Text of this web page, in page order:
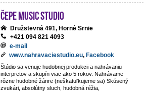
ČePE MUSIC Studio
Družstevná 491, Horné Srnie
+421 094 821 4093
e-mail
www.nahravaciestudio.eu, Facebook
Štúdio sa venuje hudobnej produkcii a nahrávaniu
interpretov a skupín viac ako 5 rokov. Nahrávame
rôzne hudobné žánre (neškatuľkujeme sa) Skúsený
zvukári, absolútny sluch, hudobná réžia,